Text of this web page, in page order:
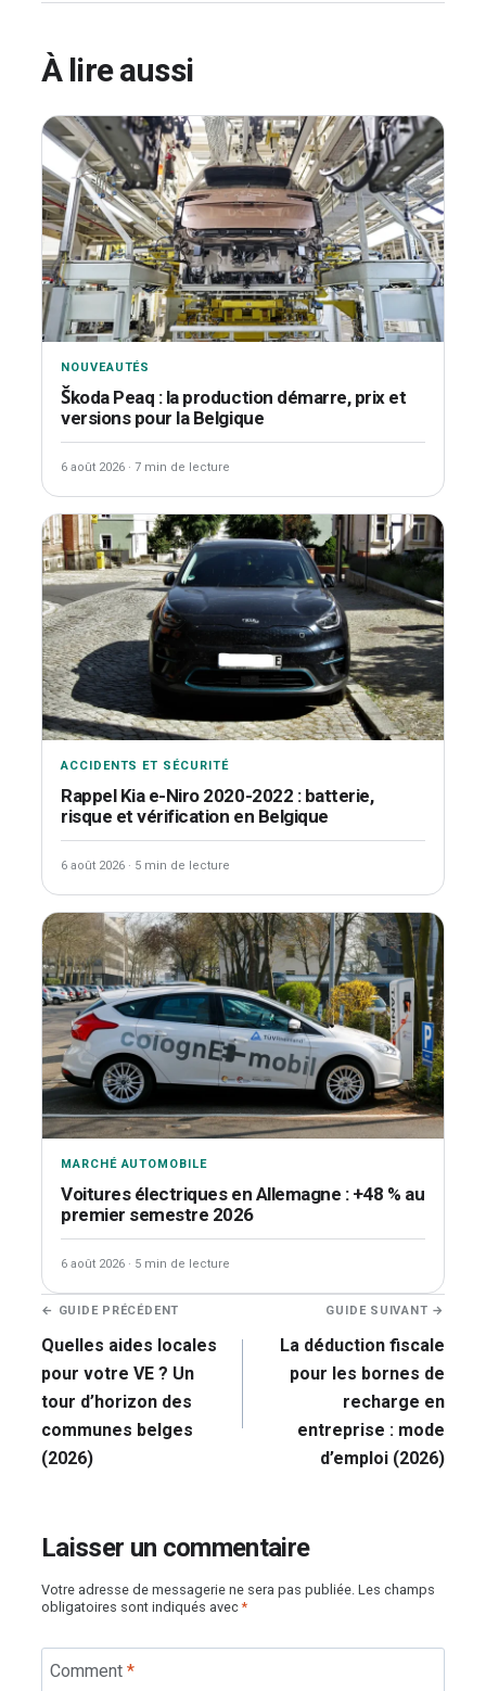
À lire aussi
NOUVEAUTÉS
Škoda Peaq : la production démarre, prix et
versions pour la Belgique
6 août 2026 · 7 min de lecture
ACCIDENTS ET SÉCURITÉ
Rappel Kia e-Niro 2020-2022 : batterie,
risque et vérification en Belgique
6 août 2026 · 5 min de lecture
MARCHÉ AUTOMOBILE
Voitures électriques en Allemagne : +48 % au
premier semestre 2026
6 août 2026 · 5 min de lecture
Navigation
de
l’article
← GUIDE PRÉCÉDENT
Quelles aides locales
pour votre VE ? Un
tour d’horizon des
communes belges
(2026)
GUIDE SUIVANT →
La déduction fiscale
pour les bornes de
recharge en
entreprise : mode
d’emploi (2026)
Laisser un commentaire
Votre adresse de messagerie ne sera pas publiée. Les champs
obligatoires sont indiqués avec*
Comment *